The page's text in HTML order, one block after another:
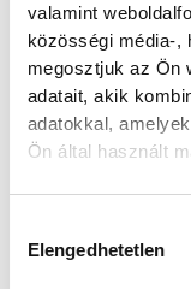
valamint
közösségi média-,
megosztjuk az Ön
adatait, akik
adatokkal,
Ön által használt
Elengedhetetlen
kulturális
ország 4000
sportágban
Magyarország